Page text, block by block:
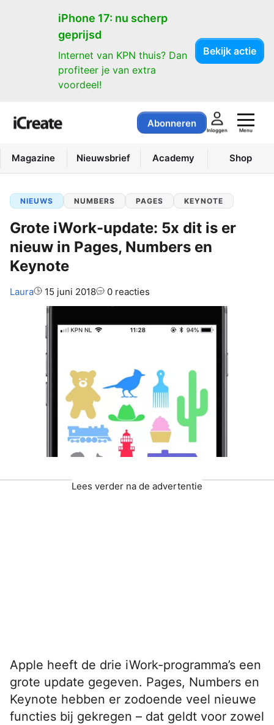
iPhone 17: nu scherp
geprijsd
Internet van KPN thuis? Dan
profiteer je van extra
voordeel!
Bekijk actie
Abonneren
Inloggen Menu
Magazine Nieuwsbrief Academy Shop
NIEUWS NUMBERS PAGES KEYNOTE
Grote iWork-update: 5x dit is er
nieuw in Pages, Numbers en
Keynote
Auteur:
Laura 15 juni 2018 0 reacties
Lees verder na de advertentie
Apple heeft de drie iWork-programma’s een
grote update gegeven. Pages, Numbers en
Keynote hebben er zodoende veel nieuwe
functies bij gekregen – dat geldt voor zowel